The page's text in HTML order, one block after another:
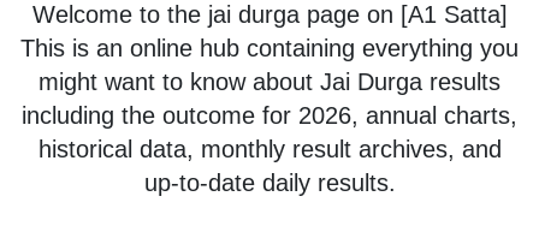
Welcome to the jai durga page on [A1 Satta]
This is an online hub containing everything you
might want to know about Jai Durga results
including the outcome for 2026, annual charts,
historical data, monthly result archives, and
up-to-date daily results.